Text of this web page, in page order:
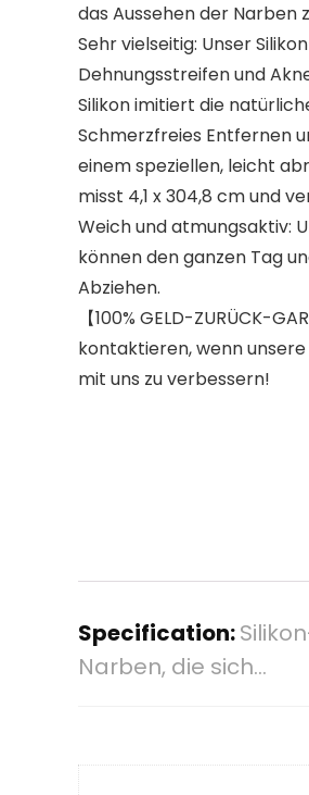
das Aussehen der Narben
Sehr vielseitig: Unser
Dehnungsstreifen und
Silikon imitiert die
Schmerzfreies Entfernen
einem speziellen, leicht
misst 4,1 x 304,8 cm und
Weich und atmungsaktiv:
können den ganzen Tag
Abziehen.
【100% GELD-ZURÜCK-
kontaktieren, wenn
mit uns zu verbessern!
Specification:
Narben, die sich…